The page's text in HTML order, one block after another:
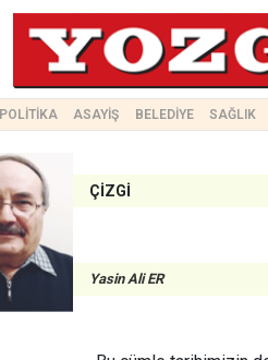
POLİTİKA ASAYİŞ BELEDİYE SAĞLIK
ÇİZGİ
Yasin Ali ER